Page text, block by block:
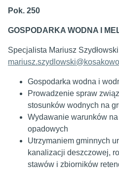
Pok. 250
GOSPODARKA WODNA I
Specjalista Mariusz
Gospodarka wodna i
Prowadzenie spraw
stosunków wodnych na
Wydawanie warunków
opadowych
Utrzymaniem gminnych
kanalizacji deszczowej,
stawów i zbiorników